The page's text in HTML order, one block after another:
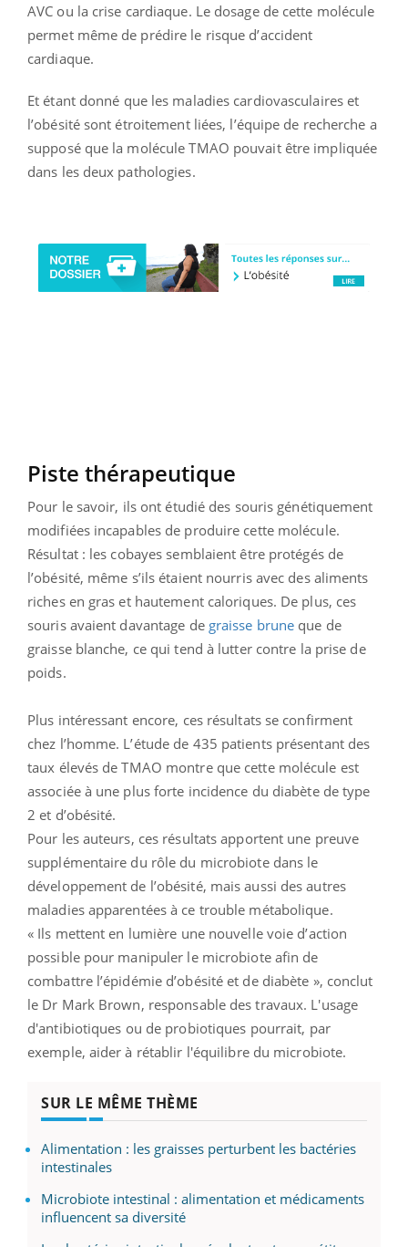
AVC ou la crise cardiaque. Le dosage de cette molécule
permet même de prédire le risque d’accident
cardiaque.
Et étant donné que les maladies cardiovasculaires et
l’obésité sont étroitement liées, l’équipe de recherche a
supposé que la molécule TMAO pouvait être impliquée
dans les deux pathologies.
Piste thérapeutique
Pour le savoir, ils ont étudié des souris génétiquement
modifiées incapables de produire cette molécule.
Résultat : les cobayes semblaient être protégés de
l’obésité, même s’ils étaient nourris avec des aliments
riches en gras et hautement caloriques. De plus, ces
souris avaient davantage degraisse brune que de
graisse blanche, ce qui tend à lutter contre la prise de
poids.
Plus intéressant encore, ces résultats se confirment
chez l’homme. L’étude de 435 patients présentant des
taux élevés de TMAO montre que cette molécule est
associée à une plus forte incidence du diabète de type
2 et d’obésité.
Pour les auteurs, ces résultats apportent une preuve
supplémentaire du rôle du microbiote dans le
développement de l’obésité, mais aussi des autres
maladies apparentées à ce trouble métabolique.
« Ils mettent en lumière une nouvelle voie d’action
possible pour manipuler le microbiote afin de
combattre l’épidémie d’obésité et de diabète », conclut
le Dr Mark Brown, responsable des travaux. L'usage
d'antibiotiques ou de probiotiques pourrait, par
exemple, aider à rétablir l'équilibre du microbiote.
SUR LE MÊME THÈME
Alimentation : les graisses perturbent les bactéries
intestinales
Microbiote intestinal : alimentation et médicaments
influencent sa diversité